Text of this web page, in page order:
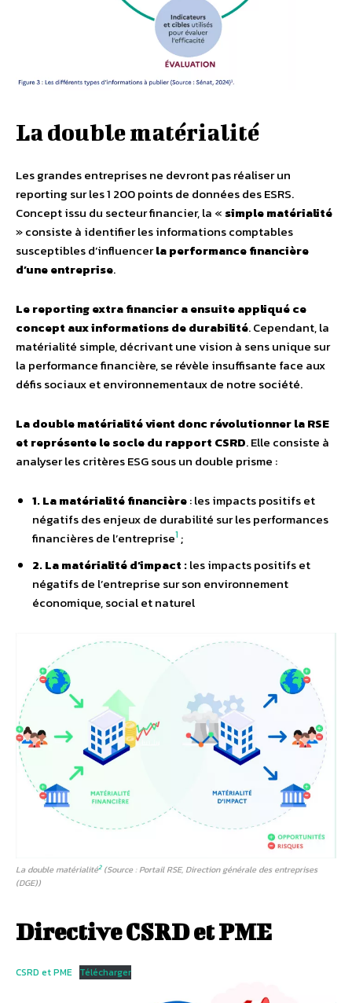
La double matérialité
Les grandes entreprises ne devront pas réaliser un
reporting sur les 1 200 points de données des ESRS.
Concept issu du secteur financier, la « simple matérialité
» consiste à identifier les informations comptables
susceptibles d’influencerla performance financière
d’une entreprise.
Le reporting extra financier a ensuite appliqué ce
concept aux informations de durabilité. Cependant, la
matérialité simple, décrivant une vision à sens unique sur
la performance financière, se révèle insuffisante face aux
défis sociaux et environnementaux de notre société.
La double matérialité vient donc révolutionner la RSE
et représente le socle du rapport CSRD. Elle consiste à
analyser les critères ESG sous un double prisme :
1. La matérialité financière: les impacts positifs et
négatifs des enjeux de durabilité sur les performances
financières de l’entreprise1 ;
2.La matérialité d’impact :les impacts positifs et
négatifs de l’entreprise sur son environnement
économique, social et naturel
La double matérialité2(Source : Portail RSE, Direction générale des entreprises
(DGE))
Directive CSRD et PME
CSRD et PME Télécharger